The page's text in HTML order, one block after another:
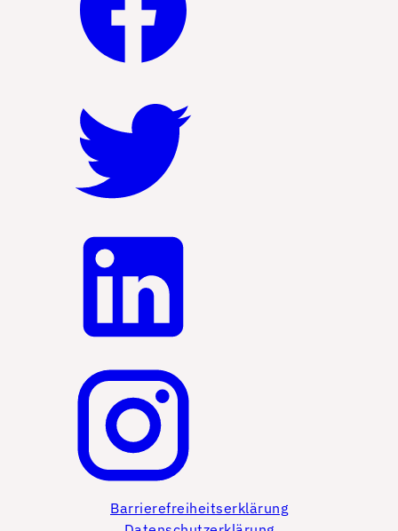
Barrierefreiheitserklärung